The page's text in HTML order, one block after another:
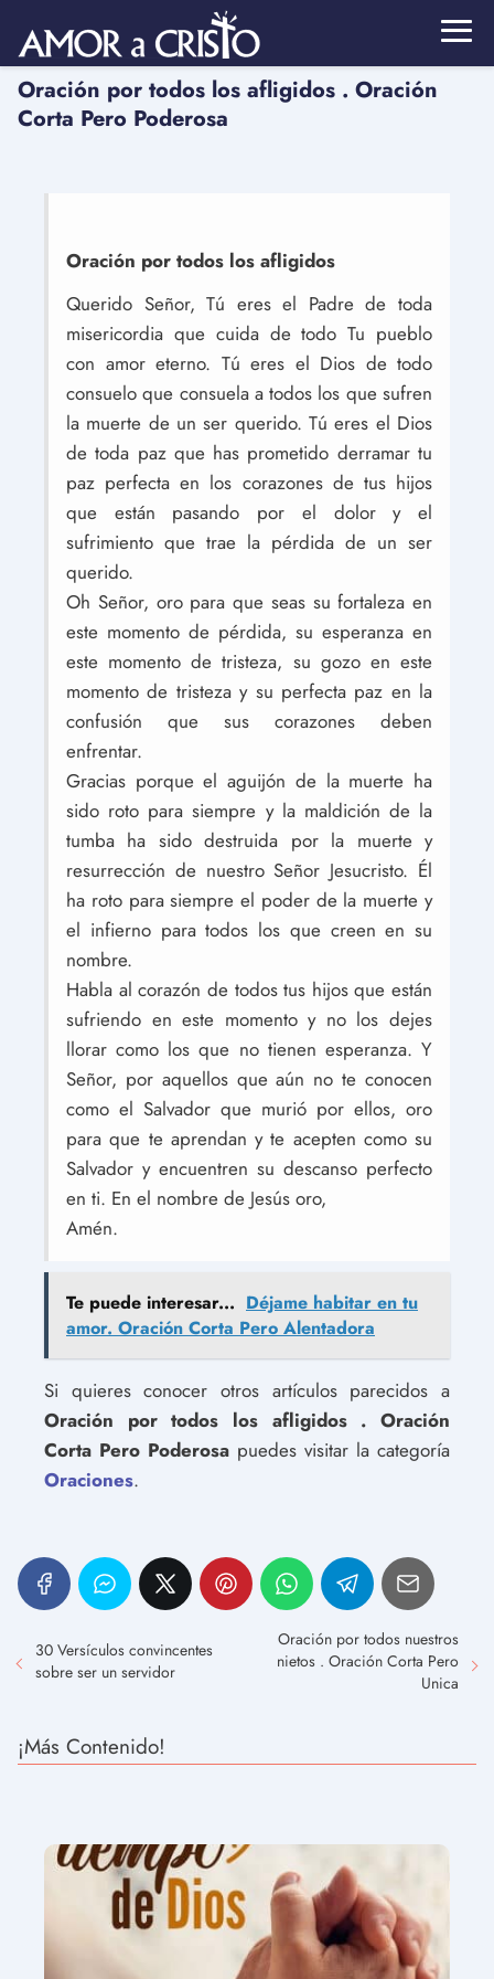
Oración por todos los afligidos . Oración
Corta Pero Poderosa
Oración por todos los afligidos
Querido Señor, Tú eres el Padre de toda
misericordia que cuida de todo Tu pueblo
con amor eterno. Tú eres el Dios de todo
consuelo que consuela a todos los que sufren
la muerte de un ser querido. Tú eres el Dios
de toda paz que has prometido derramar tu
paz perfecta en los corazones de tus hijos
que están pasando por el dolor y el
sufrimiento que trae la pérdida de un ser
querido.
Oh Señor, oro para que seas su fortaleza en
este momento de pérdida, su esperanza en
este momento de tristeza, su gozo en este
momento de tristeza y su perfecta paz en la
confusión que sus corazones deben
enfrentar.
Gracias porque el aguijón de la muerte ha
sido roto para siempre y la maldición de la
tumba ha sido destruida por la muerte y
resurrección de nuestro Señor Jesucristo. Él
ha roto para siempre el poder de la muerte y
el infierno para todos los que creen en su
nombre.
Habla al corazón de todos tus hijos que están
sufriendo en este momento y no los dejes
llorar como los que no tienen esperanza. Y
Señor, por aquellos que aún no te conocen
como el Salvador que murió por ellos, oro
para que te aprendan y te acepten como su
Salvador y encuentren su descanso perfecto
en ti. En el nombre de Jesús oro,
Amén.
Te puede interesar... Déjame habitar en tu
amor. Oración Corta Pero Alentadora
Si quieres conocer otros artículos parecidos a
Oración por todos los afligidos . Oración
Corta Pero Poderosa puedes visitar la categoría
Oraciones.
30 Versículos convincentes
sobre ser un servidor
Oración por todos nuestros
nietos . Oración Corta Pero
Unica
¡Más Contenido!